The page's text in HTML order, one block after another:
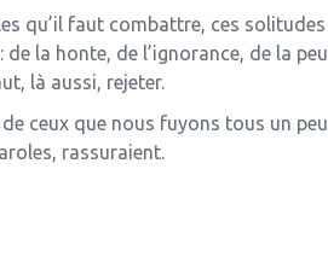
qu’il faut combattre, ces
de la honte, de l’ignorance, de la
là aussi, rejeter.
ceux que nous fuyons tous un
rassuraient.